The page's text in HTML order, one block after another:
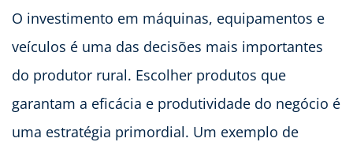
O investimento em máquinas, equipamentos e
veículos é uma das decisões mais importantes
do produtor rural. Escolher produtos que
garantam a eficácia e produtividade do negócio é
uma estratégia primordial. Um exemplo de